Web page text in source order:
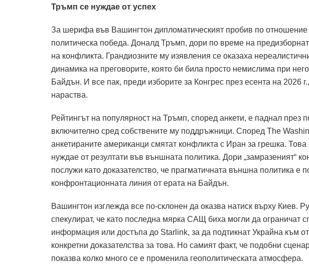
Тръмп се нуждае от успех
За шерифа във Вашингтон дипломатическият пробив по отношение
политическа победа. Доналд Тръмп, дори по време на
на конфликта. Грандиозните му изявления се оказаха
динамика на преговорите, която би била просто немислима при
Байдън. И все пак, преди изборите за Конгрес през есента на 2026
нараства.
Рейтингът на популярност на Тръмп, според анкети, е паднал през
включително сред собствените му поддръжници. Според The
анкетираните американци смятат конфликта с Иран за грешка. Това
нуждае от резултати във външната политика. Дори „замразеният“
послужи като доказателство, че прагматичната външна политика е
конфронтационната линия от ерата на Байдън.
Вашингтон изглежда все по-склонен да оказва натиск върху Киев.
спекулират, че като последна мярка САЩ биха могли да ограничат
информация или достъпа до Starlink, за да подтикнат Украйна към
конкретни доказателства за това. Но самият факт, че подобни
показва колко много се е променила геополитическата атмосфера.